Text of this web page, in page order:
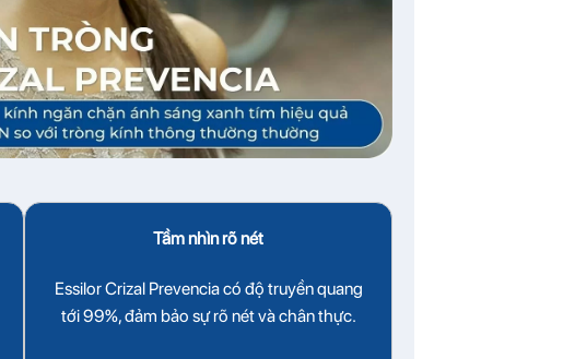
Tầm nhìn rõ nét
Essilor Crizal Prevencia có độ truyền quang
tới 99%, đảm bảo sự rõ nét và chân thực.